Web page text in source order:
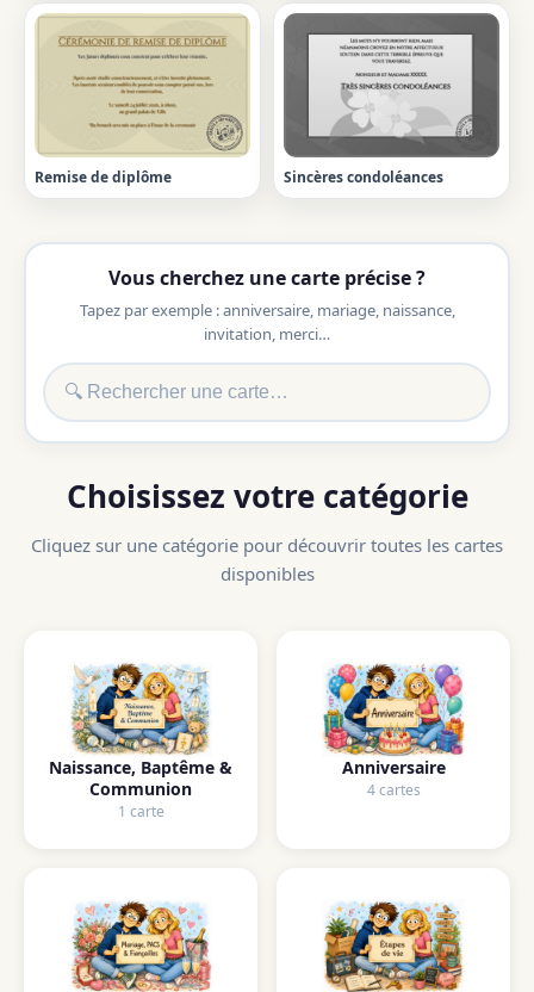
Remise de diplôme Sincères condoléances
Vous cherchez une carte précise ?
Tapez par exemple : anniversaire, mariage, naissance,
invitation, merci…
Choisissez votre catégorie
Cliquez sur une catégorie pour découvrir toutes les cartes
disponibles
Naissance, Baptême &
Communion
1 carte
Anniversaire
4 cartes